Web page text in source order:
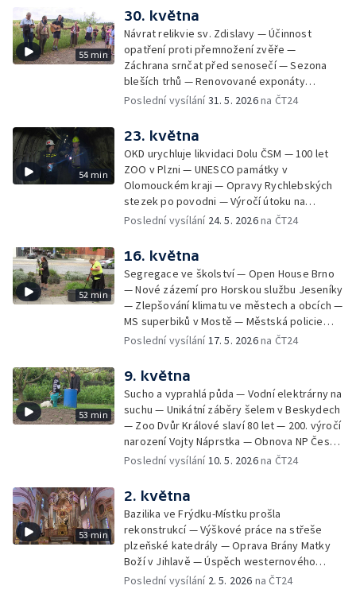
otevřených zahrad — Digitalizace tisíců
snímků staré Šumavy
zoo slaví 70 let — Den pozemního vojska —
Celostátní soutěž Stroj času
55 min
30. května
Návrat relikvie sv. Zdislavy — Účinnost
opatření proti přemnožení zvěře —
Záchrana srnčat před senosečí — Sezona
bleších trhů — Renovované exponáty
Leteckého muzea Kbely — Aviatická pouť v
Edmundovy soutěsky — Prevence lesních
požárů — Velký jezdecký den v Kladrubech
— Veřejné plavby na Labi — Vodní hrad
Švihov bez vody
Poslední vysílání31. 5. 2026na ČT24
54 min
23. května
OKD urychluje likvidaci Dolu ČSM — 100 let
ZOO v Plzni — UNESCO památky v
Olomouckém kraji — Opravy Rychlebských
stezek po povodni — Výročí útoku na
Heydricha — Místní místním — Vypouštění
ryby — Řemesla pod hradem Hluboký — Po
stopách Dana Browna — Skautské setkání v
Ralsku — Vagabundi přes půl světa
Poslední vysílání 24. 5. 2026na ČT24
52 min
16. května
Segregace ve školství — Open House Brno
— Nové zázemí pro Horskou službu Jeseníky
— Zlepšování klimatu ve městech a obcích —
MS superbiků v Mostě — Městská policie
Ústí nad Labem má nové drony — Začal lov
rybářské škole
Poslední vysílání 17. 5. 2026na ČT24
53 min
9. května
Sucho a vyprahlá půda — Vodní elektrárny na
suchu — Unikátní záběry šelem v Beskydech
— Zoo Dvůr Králové slaví 80 let — 200. výročí
narození Vojty Náprstka — Obnova NP České
Švýcarsko po požáru — Rychlejší opravy
betonovým vejcem v Plzni — Spory o
výtvarná díla s politickým pozadím — Letní
sezona na horách a v kempech —
Povstalecké velitelství Velké Prahy Bartoš
Poslední vysílání 10. 5. 2026na ČT24
53 min
2. května
Bazilika ve Frýdku-Místku prošla
rekonstrukcí — Výškové práce na střeše
plzeňské katedrály — Oprava Brány Matky
Boží v Jihlavě — Úspěch westernového
jezdce z Kobylí — Příběh japonské hraběnky
Poslední vysílání 2. 5. 2026 na ČT24